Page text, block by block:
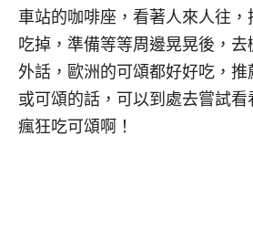
車站的咖啡座，看著人來人往
吃掉，準備等等周邊晃晃後，
外話，歐洲的可頌都好好吃，
或可頌的話，可以到處去嘗試
瘋狂吃可頌啊！